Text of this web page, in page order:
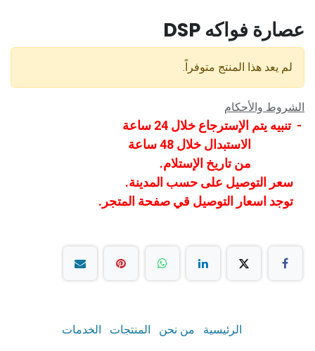
عصارة فواكه DSP
لم يعد هذا المنتج متوفراً.
الشروط والأحكام
- تنبيه يتم الإسترجاع خلال 24 ساعة
الاستبدال خلال 48 ساعة
من تاريخ الإستلام.
سعر التوصيل على حسب المدينة.
توجد اسعار التوصيل قي صفحة المتجر.
الرئيسية من نحن المنتجات الخدمات